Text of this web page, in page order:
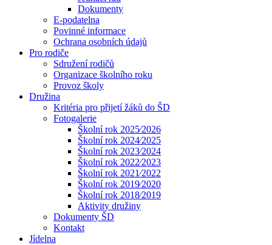
Dokumenty
E-podatelna
Povinné informace
Ochrana osobních údajů
Pro rodiče
Sdružení rodičů
Organizace školního roku
Provoz školy
Družina
Kritéria pro přijetí žáků do ŠD
Fotogalerie
Školní rok 2025⁄2026
Školní rok 2024⁄2025
Školní rok 2023⁄2024
Školní rok 2022⁄2023
Školní rok 2021⁄2022
Školní rok 2019⁄2020
Školní rok 2018⁄2019
Aktivity družiny
Dokumenty ŠD
Kontakt
Jídelna